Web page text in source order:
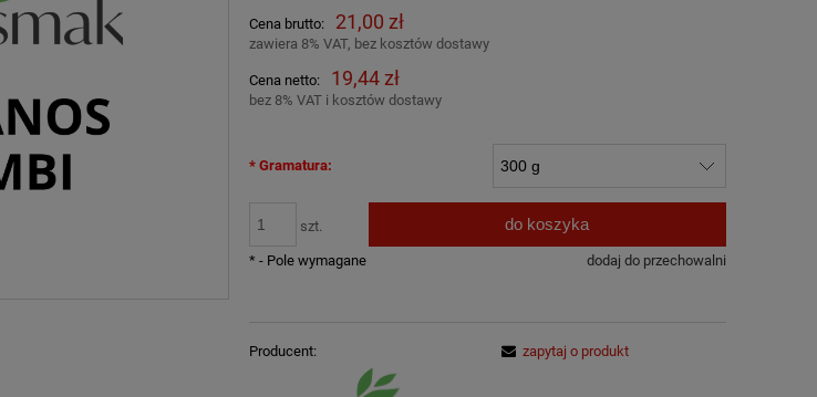
Cena nie zawiera ewentualnych kosztów
płatności
Cena brutto: 21,00 zł
zawiera 8% VAT, bez kosztów dostawy
Cena netto: 19,44 zł
bez 8% VAT i kosztów dostawy
* Gramatura:
szt. do koszyka
dodaj do przechowalni
* - Pole wymagane
Producent: zapytaj o produkt